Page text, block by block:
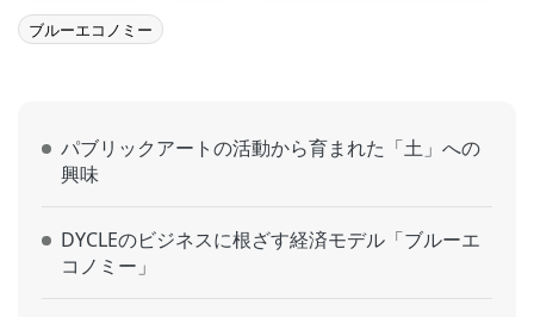
ブルーエコノミー
パブリックアートの活動から育まれた「土」への
興味
DYCLEのビジネスに根ざす経済モデル「ブルーエ
コノミー」